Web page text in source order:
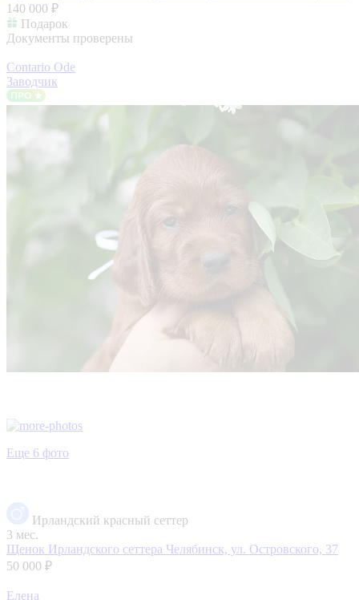
140 000 ₽
Подарок
Документы проверены
Contario Ode
Заводчик
Еще 6 фото
Ирландский красный сеттер
3 мес.
Щенок Ирландского сеттера Челябинск, ул. Островского, 37
50 000 ₽
Елена